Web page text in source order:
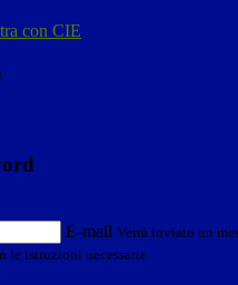
con CIE
E-mail Verrà inviato un
istruzioni necessarie.